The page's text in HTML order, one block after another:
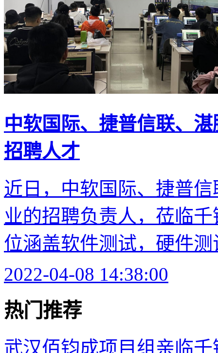
中软国际、捷普信联、
招聘人才
近日，中软国际、捷普
业的招聘负责人，莅临
位涵盖软件测试，硬件测
2022-04-08 14:38:00
热门推荐
武汉佰钧成项目组亲临